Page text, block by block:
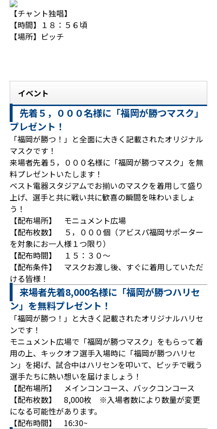
【チャント独唱】
【時間】１８：５６頃
【場所】ピッチ
イベント
先着５，０００名様に「福岡が勝つマスク」
プレゼント！
「福岡が勝つ！」と全面に大きく記載されたオリジナル
マスクです！
来場者先着５，０００名様に「福岡が勝つマスク」を無
料プレゼントいたします！
ベスト電器スタジアムでお揃いのマスクを着用して盛り
上げ、選手と共に戦い共に歓喜の瞬間を味わいましょ
う！
【配布場所】 モニュメント広場
【配布枚数】 ５，０００個（アビスパ福岡サポーター
を対象にお一人様１つ限り）
【配布時間】 １５：３０～
【配布条件】 マスクお渡し後、すぐに着用していただ
ける皆様！
来場者先着8,000名様に「福岡が勝つハリセ
ン」を無料プレゼント！
「福岡が勝つ！」と大きく記載されたオリジナルハリセ
ンです！
モニュメント広場で「福岡が勝つマスク」をもらって着
用の上、キックオフ選手入場時に「福岡が勝つハリセ
ン」を掲げ、試合中はハリセンを叩いて、ピッチで戦う
選手たちに熱い想いを届けましょう！
【配布場所】 メインコンコース、バックコンコース
【配布枚数】 8,000枚 ※入場者数により数量が変更
になる可能性があります。
【配布時間】 16:30~